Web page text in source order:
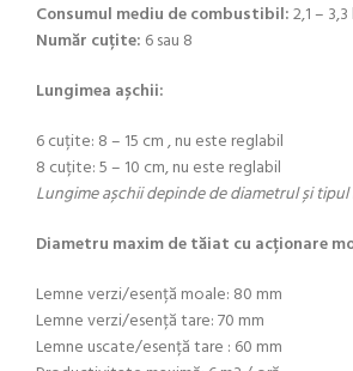
Consumul mediu de combustibil:2,1 –
Număr cuțite: 6 sau 8
Lungimea așchii:
6 cuțite: 8 – 15 cm , nu este reglabil
8 cuțite: 5 – 10 cm, nu este reglabil
Lungime așchii depinde de diametrul și
Diametru maxim de tăiat cu acționare
Lemne verzi/esență moale: 80 mm
Lemne verzi/esență tare: 70 mm
Lemne uscate/esență tare : 60 mm